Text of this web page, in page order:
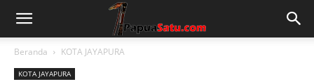
Beranda KOTA JAYAPURA
KOTA JAYAPURA